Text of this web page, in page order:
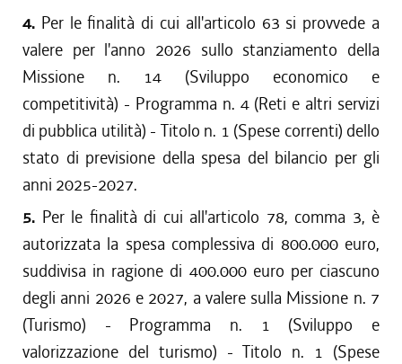
4. Per le finalità di cui all'articolo 63 si provvede a
valere per l'anno 2026 sullo stanziamento della
Missione n. 14 (Sviluppo economico e
competitività) - Programma n. 4 (Reti e altri servizi
di pubblica utilità) - Titolo n. 1 (Spese correnti) dello
stato di previsione della spesa del bilancio per gli
anni 2025-2027.
5. Per le finalità di cui all'articolo 78, comma 3, è
autorizzata la spesa complessiva di 800.000 euro,
suddivisa in ragione di 400.000 euro per ciascuno
degli anni 2026 e 2027, a valere sulla Missione n. 7
(Turismo) - Programma n. 1 (Sviluppo e
valorizzazione del turismo) - Titolo n. 1 (Spese